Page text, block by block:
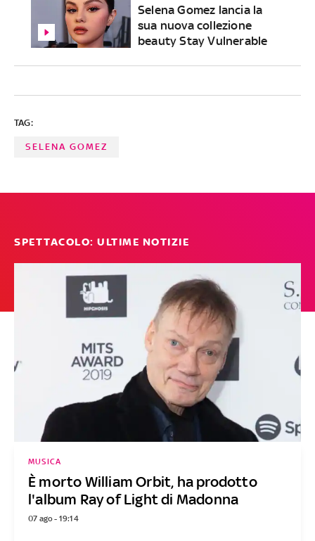
Selena Gomez lancia la
sua nuova collezione
beauty Stay Vulnerable
TAG:
SELENA GOMEZ
SPETTACOLO: ULTIME NOTIZIE
È morto William Orbit, ha prodotto
l'album Ray of Light di Madonna
MUSICA
07 ago - 19:14